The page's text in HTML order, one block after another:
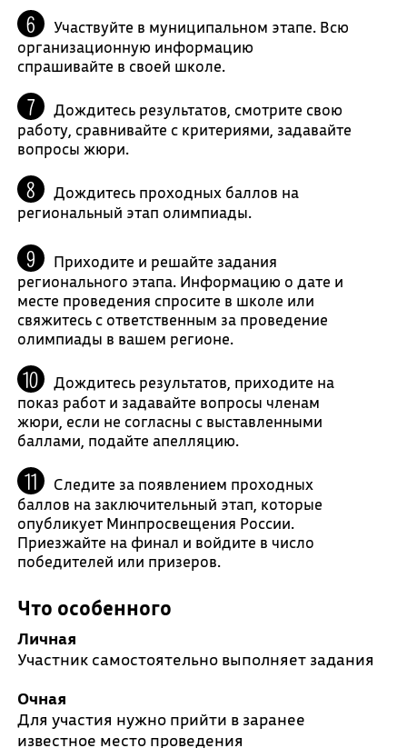
Участвуйте в муниципальном этапе. Всю
организационную информацию
спрашивайте в своей школе.
Дождитесь результатов, смотрите свою
работу, сравнивайте с критериями, задавайте
вопросы жюри.
Дождитесь проходных баллов на
региональный этап олимпиады.
Приходите и решайте задания
регионального этапа. Информацию о дате и
месте проведения спросите в школе или
свяжитесь с ответственным за проведение
олимпиады в вашем регионе.
Дождитесь результатов, приходите на
показ работ и задавайте вопросы членам
жюри, если не согласны с выставленными
баллами, подайте апелляцию.
Следите за появлением проходных
баллов на заключительный этап, которые
опубликует Минпросвещения России.
Приезжайте на финал и войдите в число
победителей или призеров.
Что особенного
Личная
Участник самостоятельно выполняет задания
Очная
Для участия нужно прийти в заранее
известное место проведения